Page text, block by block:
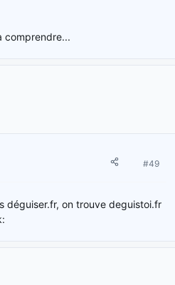
comprendre...
#49
déguiser.fr, on trouve deguistoi.fr